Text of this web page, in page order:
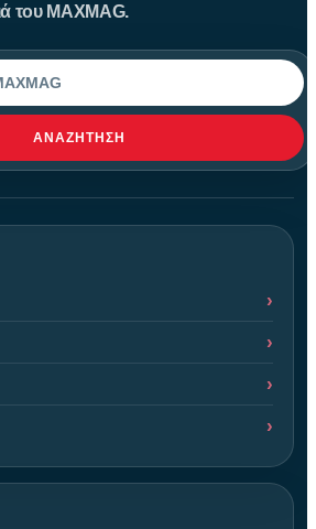
του MAXMAG.
ΑΝΑΖΉΤΗΣΗ